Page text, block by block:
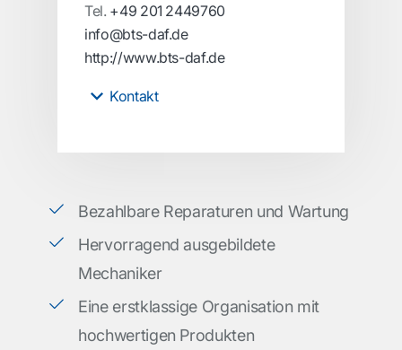
Tel. +49 201 2449760
info@bts-daf.de
http://www.bts-daf.de
Kontakt
Bezahlbare Reparaturen und Wartung
Hervorragend ausgebildete
Mechaniker
Eine erstklassige Organisation mit
hochwertigen Produkten